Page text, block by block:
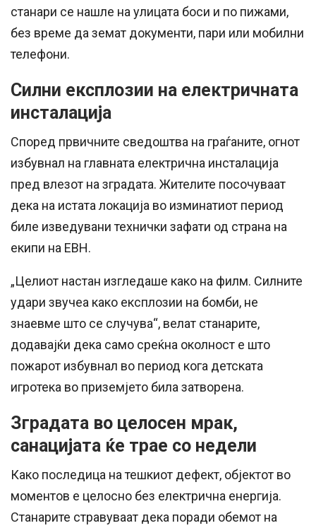
станари се нашле на улицата боси и по пижами,
без време да земат документи, пари или мобилни
телефони.
Силни експлозии на електричната
инсталација
Според првичните сведоштва на граѓаните, огнот
избувнал на главната електрична инсталација
пред влезот на зградата. Жителите посочуваат
дека на истата локација во изминатиот период
биле изведувани технички зафати од страна на
екипи на ЕВН.
„Целиот настан изгледаше како на филм. Силните
удари звучеа како експлозии на бомби, не
знаевме што се случува“, велат станарите,
додавајќи дека само среќна околност е што
пожарот избувнал во период кога детската
игротека во приземјето била затворена.
Зградата во целосен мрак,
санацијата ќе трае со недели
Како последица на тешкиот дефект, објектот во
моментов е целосно без електрична енергија.
Станарите стравуваат дека поради обемот на